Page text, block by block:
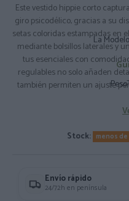
Este vestido hippie corto
giro psicodélico, gracias a su
setas coloridas estampadas en
mediante bolsillos laterales y
tus esenciales con
regulables no solo añaden
también permiten un ajuste
estilo libre, con un toque de
a día.
La
Stock: menos de
Envío rápido
24/72h en península